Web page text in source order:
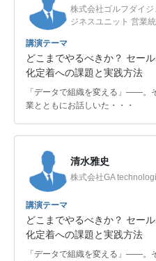
株式会社ゴルフダイ
ジネスユニット 営業
講演テーマ
どこまでやるべきか？ セー
化定着への課題と実践方法
「データで組織を変える」――。
業とともにお話しいた・・・
清水雅史
株式会社GA
講演テーマ
どこまでやるべきか？ セー
化定着への課題と実践方法
「データで組織を変える」――。